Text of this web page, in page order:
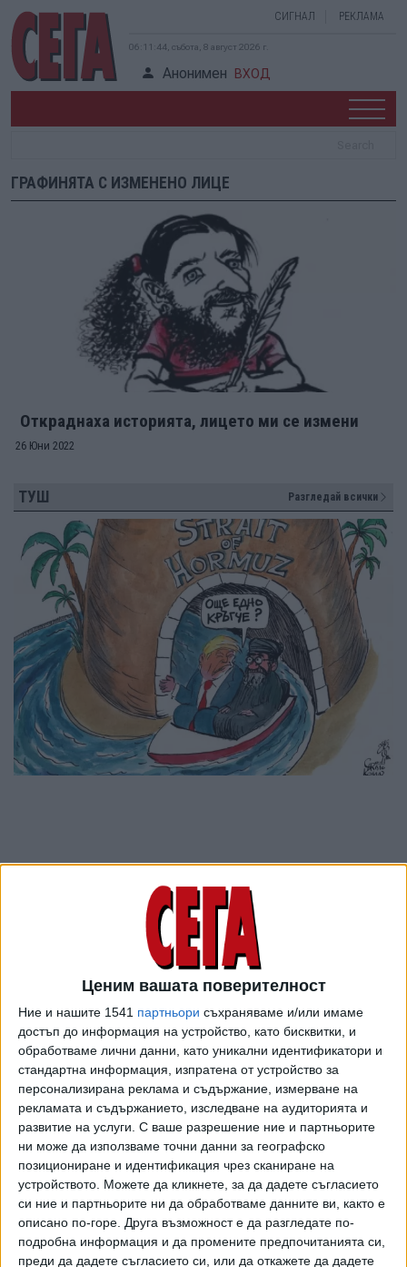
Ценим вашата поверителност
Ние и нашите 1541 партньори съхраняваме и/или имаме
достъп до информация на устройство, като бисквитки, и
обработваме лични данни, като уникални идентификатори и
стандартна информация, изпратена от устройство за
персонализирана реклама и съдържание, измерване на
рекламата и съдържанието, изследване на аудиторията и
развитие на услуги. С ваше разрешение ние и партньорите
ни може да използваме точни данни за географско
позициониране и идентификация чрез сканиране на
устройството. Можете да кликнете, за да дадете съгласието
си ние и партньорите ни да обработваме данните ви, както е
описано по-горе. Друга възможност е да разгледате по-
подробна информация и да промените предпочитанията си,
преди да дадете съгласието си, или да откажете да дадете
СИГНАЛ РЕКЛАМА
06:11:44, събота, 8 август 2026 г.
Анонимен ВХОД
ГРАФИНЯТА С ИЗМЕНЕНО ЛИЦЕ
Откраднаха историята, лицето ми се измени
26 Юни 2022
ТУШ Разгледай всички
ПОСЛЕ Разгледай всички
Хавайската Богородица заплака с фентанилови сълзи